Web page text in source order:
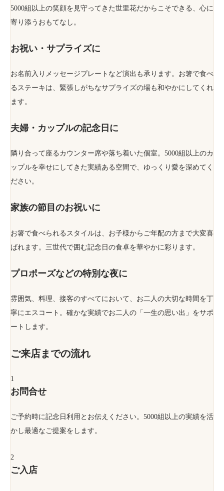
5000組以上の笑顔を見守ってきた世里花だからこそできる、心に
寄り添うおもてなし。
お祝い・サプライズに
お名前入りメッセージプレートなど演出も承ります。お箸で食べ
るステーキは、緊張しがちなサプライズの場も和やかにしてくれ
ます。
夫婦・カップルの記念日に
隣り合って座るカウンター席や落ち着いた個室。5000組以上のカ
ップルを幸せにしてきた実績ある空間で、ゆっくり愛を深めてく
ださい。
家族の節目のお祝いに
お箸で食べられるスタイルは、お子様からご年配の方まで大変喜
ばれます。三世代で囲む記念日の食卓を華やかに彩ります。
プロポーズなどの特別な夜に
雰囲気、料理、接客のすべてにおいて、お二人の大切な時間を丁
寧にエスコート。確かな実績でお二人の「一生の思い出」をサポ
ートします。
ご来店までの流れ
1
お問合せ
ご予約時に記念日利用とお伝えください。5000組以上の実績を活
かし最適なご提案をします。
2
ご入店